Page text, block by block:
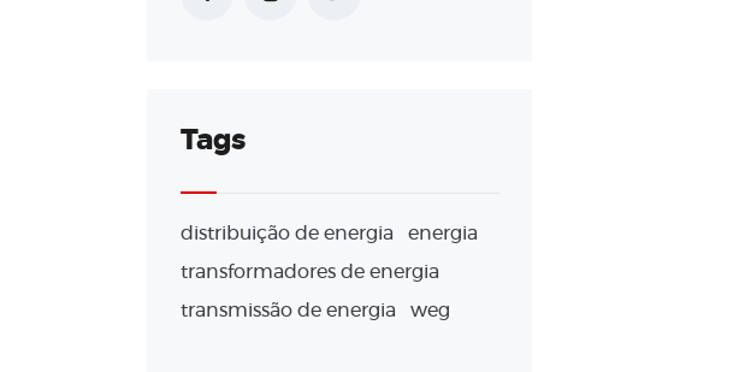
Tags
distribuição de energia
energia
transformadores de energia
transmissão de energia
weg